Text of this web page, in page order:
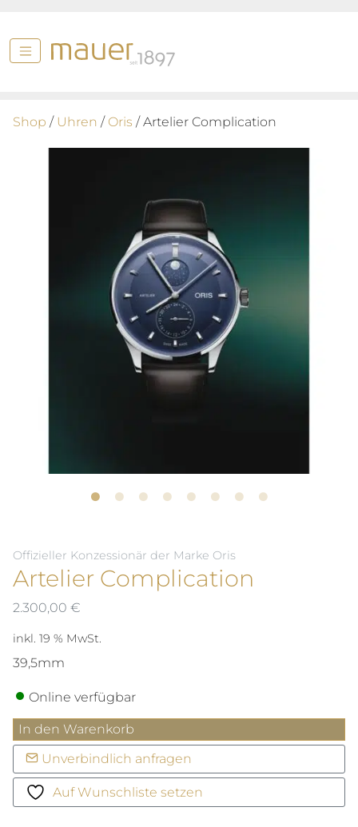
Shop / Uhren / Oris / Artelier Complication
Offizieller Konzessionär der Marke Oris
Artelier Complication
2.300,00 €
inkl. 19 % MwSt.
39,5mm
Online verfügbar
Artelier
Complication
Menge
In den Warenkorb
Unverbindlich anfragen
Auf Wunschliste setzen